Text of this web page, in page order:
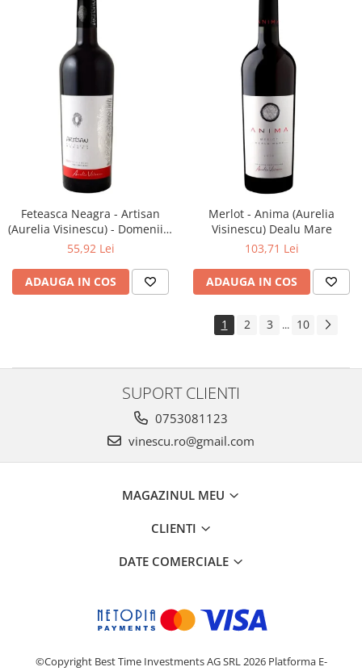
Feteasca Neagra - Artisan
(Aurelia Visinescu) - Domeniile
Sahateni
55,92 Lei
ADAUGA IN COS
Merlot - Anima (Aurelia
Visinescu) Dealu Mare
103,71 Lei
ADAUGA IN COS
1 2 3 ... 10
SUPORT CLIENTI
0753081123
vinescu.ro@gmail.com
MAGAZINUL MEU
CLIENTI
DATE COMERCIALE
©Copyright Best Time Investments AG SRL 2026 Platforma E-